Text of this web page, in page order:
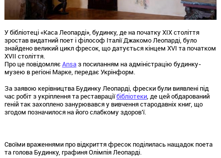
У бібліотеці «Каса Леопарді», будинку, де на початку XIX століття
зростав видатний поет і філософ Італії Джакомо Леопарді, було
знайдено великий цикл фресок, що датується кінцем XVI та початком
XVII століття.
Про це повідомляє Ansaз посиланням на адміністрацію будинку-
музею в регіоні Марке, передає Укрінформ.
За заявою керівництва Будинку Леопарді, фрески були виявлені під
час робіт з укріплення та реставраціїбібліотеки, де цей обдарований
геній так захоплено занурювався у вивчення стародавніх книг, що
згодом позначилося на його слабкому здоров’ї.
Своїми враженнями про відкриття фресок поділилась нащадок поета
та голова Будинку, графиня Олімпія Леопарді.